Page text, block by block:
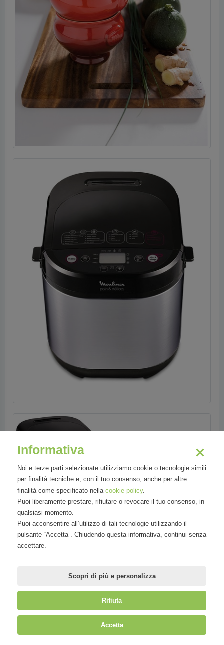
Informativa
Noi e terze parti selezionate utilizziamo cookie o tecnologie simili
per finalità tecniche e, con il tuo consenso, anche per altre
finalità come specificato nella cookie policy.
Puoi liberamente prestare, rifiutare o revocare il tuo consenso, in
qualsiasi momento.
Puoi acconsentire all’utilizzo di tali tecnologie utilizzando il
pulsante “Accetta”. Chiudendo questa informativa, continui senza
accettare.
Scopri di più e personalizza
Rifiuta
Accetta